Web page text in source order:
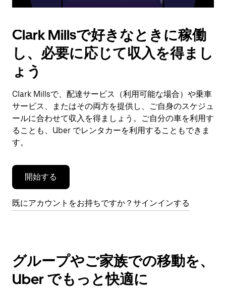
ン
で
カ
ン
ー
を
閉
じ
ま
す。
Clark Millsで好きなときに稼働
し、必要に応じて収入を得まし
ょう
Clark Millsで、配達サービス（利用可能な場合）や乗車
サービス、またはその両方を提供し、ご自身のスケジュ
ールに合わせて収入を得ましょう。ご自分の車を利用す
ることも、Uber でレンタカーを利用することもできま
す。
開始する
既にアカウントをお持ちですか？サインインする
グループやご家族での移動を、
Uber でもっと快適に